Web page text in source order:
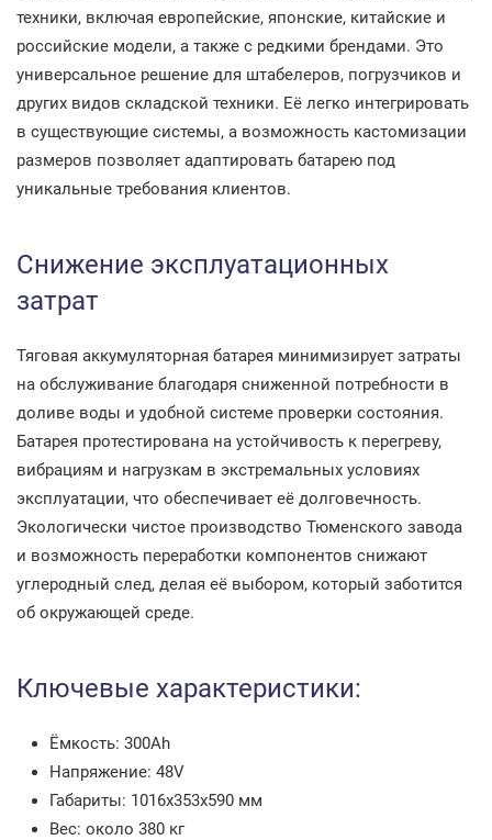
техники, включая европейские, японские, китайские и
российские модели, а также с редкими брендами. Это
универсальное решение для штабелеров, погрузчиков и
других видов складской техники. Её легко интегрировать
в существующие системы, а возможность кастомизации
размеров позволяет адаптировать батарею под
уникальные требования клиентов.
Снижение эксплуатационных
затрат
Тяговая аккумуляторная батарея минимизирует затраты
на обслуживание благодаря сниженной потребности в
доливе воды и удобной системе проверки состояния.
Батарея протестирована на устойчивость к перегреву,
вибрациям и нагрузкам в экстремальных условиях
эксплуатации, что обеспечивает её долговечность.
Экологически чистое производство Тюменского завода
и возможность переработки компонентов снижают
углеродный след, делая её выбором, который заботится
об окружающей среде.
Ключевые характеристики:
Ёмкость: 300Ah
Напряжение: 48V
Габариты: 1016x353x590 мм
Вес: около 380 кг